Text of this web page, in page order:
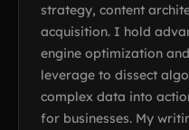
strategy, content
acquisition. I hold
engine optimization
leverage to dissect
complex data into
for businesses. My